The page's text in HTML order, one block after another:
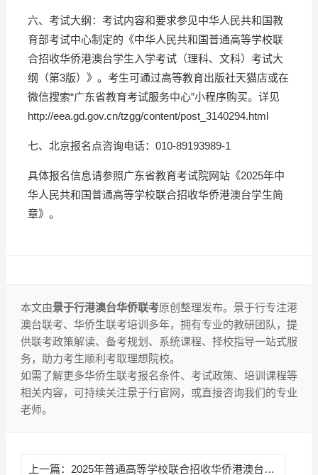
六、考试大纲：考试内容和要求参见中华人民共和国教
育部考试中心制定的《中华人民共和国普通高等学校联
合招收华侨港澳台学生入学考试（理科、文科）考试大
纲（第3版）》。考生可通过高等教育出版社天猫店或在
微信搜索“广东省教育考试服务中心”小程序购买。详见
http://eea.gd.gov.cn/tzgg/content/post_3140294.html
七、北京报名点咨询电话：010-89193989-1
具体报名信息请参照广东省教育考试院网站《2025年中
华人民共和国普通高等学校联合招收华侨港澳台学生简
章》。
本文由景于行港澳台华侨联考原创整理发布。景于行专注港
澳台联考、华侨生联考培训多年，拥有专业的教研团队，提
供联考政策解读、备考规划、系统课程、择校指导一站式服
务，助力考生顺利考取理想院校。
如需了解更多华侨生联考报名条件、考试政策、培训课程等
相关内容，可持续关注景于行官网，或直接咨询我们的专业
老师。
上一篇： 2025年普通高等学校联合招收华侨港澳台学生入学考试 上海报名点公告